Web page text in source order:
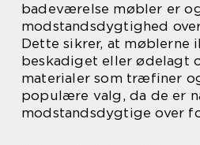
badeværelse møbler er
modstandsdygtighed
Dette sikrer, at møblerne
beskadiget eller ødelagt
materialer som træfiner
populære valg, da de er
modstandsdygtige over